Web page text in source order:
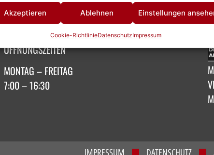
Akzeptieren Ablehnen Einstellungen
Cookie-RichtlinieDatenschutzImpressum
SOCIAL MEDIA
ÖFFNUNGSZEITEN
MONTAG – FREITAG
7:00 – 16:30
IMPRESSUM DATENSCHUTZ